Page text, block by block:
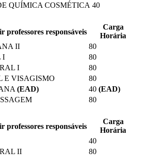
QUÍMICA COSMÉTICA 40
professores responsáveis
Carga
Horária
II
80
I
80
I
80
E VISAGISMO
80
(EAD) 40 (EAD)
80
professores responsáveis
Carga
Horária
40
II
80